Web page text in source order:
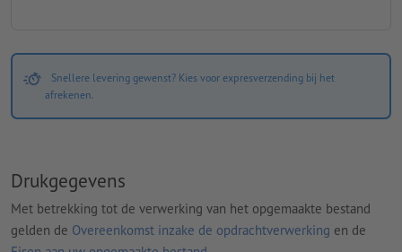
Snellere levering gewenst? Kies voor expresverzending bij het
afrekenen.
Drukgegevens
Met betrekking tot de verwerking van het opgemaakte bestand
gelden de Overeenkomst inzake de opdrachtverwerking en de